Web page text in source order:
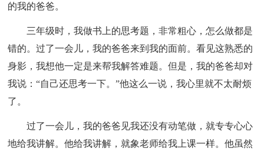
的我的爸爸。
三年级时，我做书上的思考题，非常粗心，怎么做都是
错的。过了一会儿，我的爸爸来到我的面前。看见这熟悉的
身影，我想他一定是来帮我解答难题。但是，我的爸爸却对
我说：“自己还思考一下。”他这么一说，我心里就不太耐烦
了。
过了一会儿，我的爸爸见我还没有动笔做，就专专心心
地给我讲解。他给我讲解，就象老师给我上课一样。他虽然